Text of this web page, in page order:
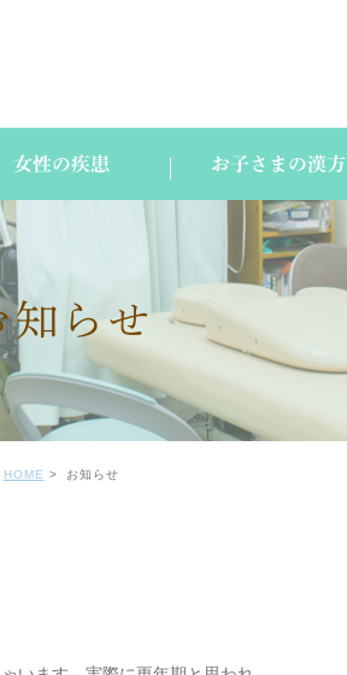
女性の疾患 お子さまの漢方
知らせ
HOME お知らせ